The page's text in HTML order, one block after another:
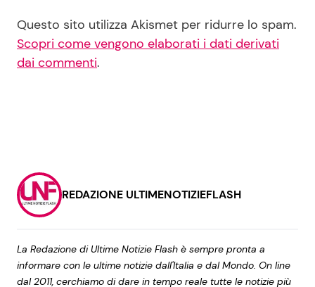
Questo sito utilizza Akismet per ridurre lo spam.
Scopri come vengono elaborati i dati derivati
dai commenti.
REDAZIONE ULTIMENOTIZIEFLASH
La Redazione di Ultime Notizie Flash è sempre pronta a
informare con le ultime notizie dall'Italia e dal Mondo. On line
dal 2011, cerchiamo di dare in tempo reale tutte le notizie più